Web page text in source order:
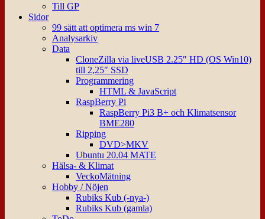
Till GP
Sidor
99 sätt att optimera ms win 7
Analysarkiv
Data
CloneZilla via liveUSB 2.25″ HD (OS Win10)
till 2,25″ SSD
Programmering
HTML & JavaScript
RaspBerry Pi
RaspBerry Pi3 B+ och Klimatsensor
BME280
Ripping
DVD>MKV
Ubuntu 20.04 MATE
Hälsa- & Klimat
VeckoMätning
Hobby / Nöjen
Rubiks Kub (-nya-)
Rubiks Kub (gamla)